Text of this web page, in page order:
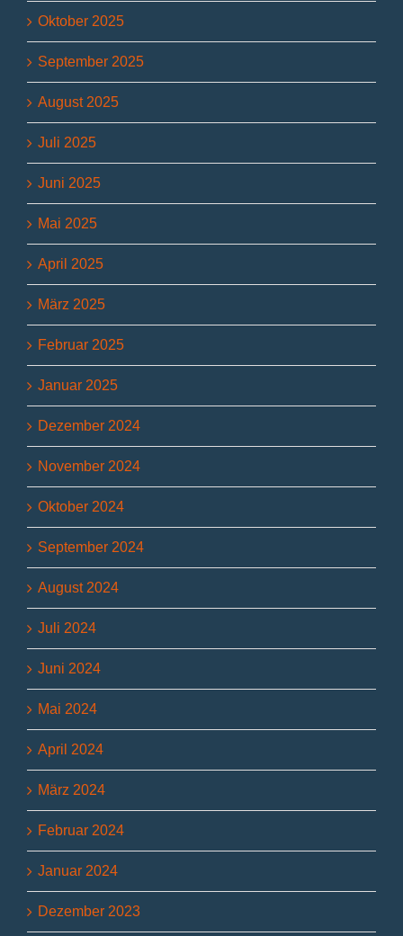
Oktober 2025
September 2025
August 2025
Juli 2025
Juni 2025
Mai 2025
April 2025
März 2025
Februar 2025
Januar 2025
Dezember 2024
November 2024
Oktober 2024
September 2024
August 2024
Juli 2024
Juni 2024
Mai 2024
April 2024
März 2024
Februar 2024
Januar 2024
Dezember 2023